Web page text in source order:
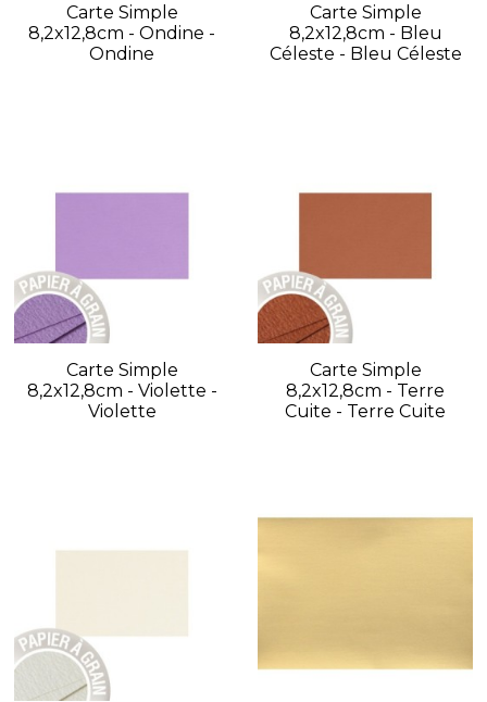
Carte Simple
8,2x12,8cm - Ondine -
Ondine
Carte Simple
8,2x12,8cm - Bleu
Céleste - Bleu Céleste
Carte Simple
8,2x12,8cm - Violette -
Violette
Carte Simple
8,2x12,8cm - Terre
Cuite - Terre Cuite